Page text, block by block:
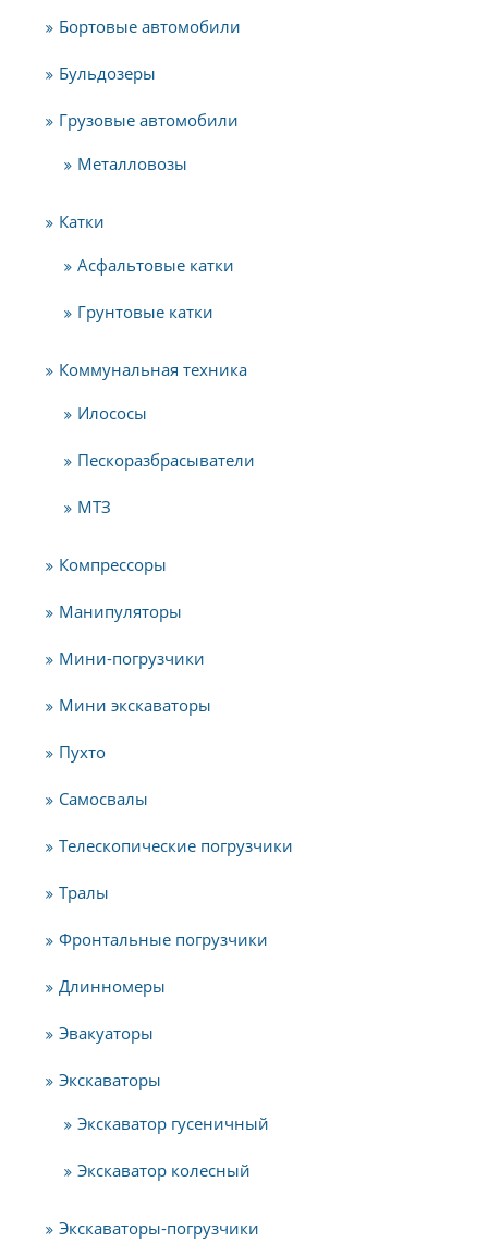
Бортовые автомобили
Бульдозеры
Грузовые автомобили
Металловозы
Катки
Асфальтовые катки
Грунтовые катки
Коммунальная техника
Илососы
Пескоразбрасыватели
МТЗ
Компрессоры
Манипуляторы
Мини-погрузчики
Мини экскаваторы
Пухто
Самосвалы
Телескопические погрузчики
Тралы
Фронтальные погрузчики
Длинномеры
Эвакуаторы
Экскаваторы
Экскаватор гусеничный
Экскаватор колесный
Экскаваторы-погрузчики